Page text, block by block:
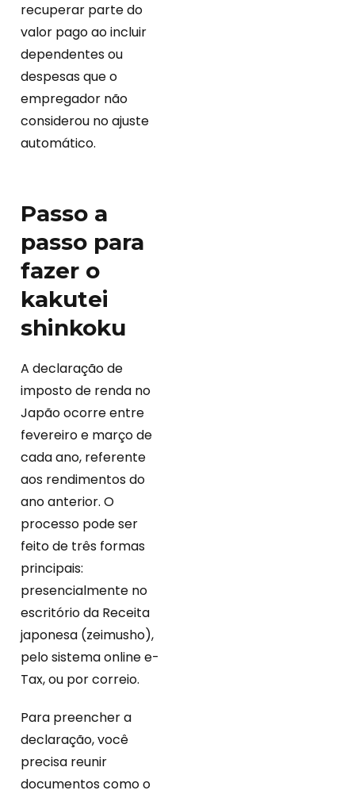
recuperar parte do
valor pago ao incluir
dependentes ou
despesas que o
empregador não
considerou no ajuste
automático.
Passo a
passo para
fazer o
kakutei
shinkoku
A declaração de
imposto de renda no
Japão ocorre entre
fevereiro e março de
cada ano, referente
aos rendimentos do
ano anterior. O
processo pode ser
feito de três formas
principais:
presencialmente no
escritório da Receita
japonesa (zeimusho),
pelo sistema online e-
Tax, ou por correio.
Para preencher a
declaração, você
precisa reunir
documentos como o